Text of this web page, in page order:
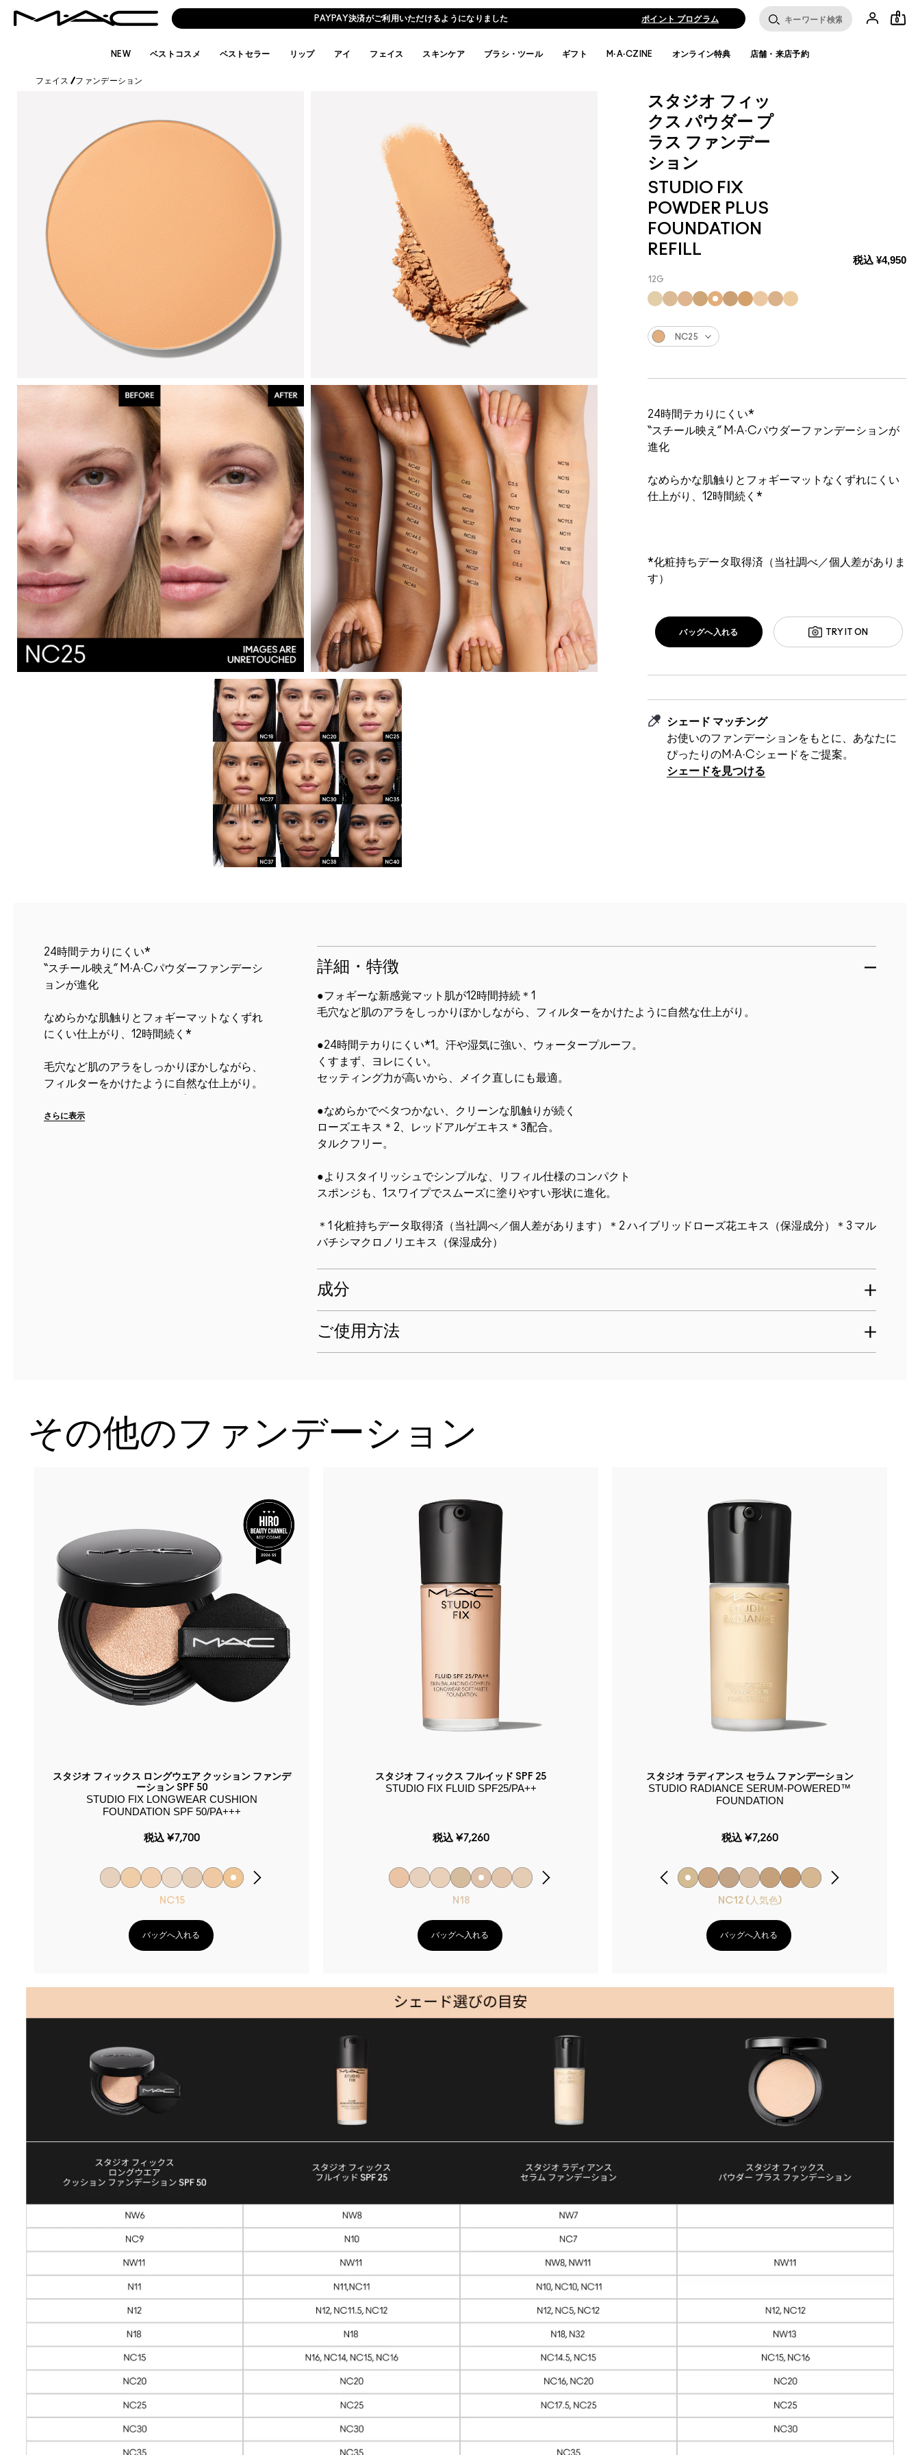
PAYPAY決済がご利用いただけるようになりました ポイント プログラム 0
NEW ベストコスメ ベストセラー リップ アイ フェイス スキンケア ブラシ・ツール ギフト M·A·CZINE オンライン特典 店舗・来店予約
フェイス /ファンデーション
スタジオ フィッ
クス パウダー プ
ラス ファンデー
ション
STUDIO FIX
POWDER PLUS
FOUNDATION
REFILL
税込 ¥4,950
12G
24時間テカりにくい*
“スチール映え” M·A·Cパウダーファンデーションが
進化
なめらかな肌触りとフォギーマットなくずれにくい
仕上がり、12時間続く*
*化粧持ちデータ取得済（当社調べ／個人差がありま
す）
NC25
シェード マッチング
お使いのファンデーションをもとに、あなたに
ぴったりのM·A·Cシェードをご提案。
シェードを見つける
TRY IT ON
バッグへ入れる
24時間テカりにくい*
“スチール映え” M·A·Cパウダーファンデーシ
ョンが進化
なめらかな肌触りとフォギーマットなくずれ
にくい仕上がり、12時間続く*
毛穴など肌のアラをしっかりぼかしながら、
フィルターをかけたように自然な仕上がり。
らかでベタつかない手触りが続く。
さらに表示
詳細・特徴
●フォギーな新感覚マット肌が12時間持続＊1
毛穴など肌のアラをしっかりぼかしながら、フィルターをかけたように自然な仕上がり。
●24時間テカりにくい*1。汗や湿気に強い、ウォータープルーフ。
くすまず、ヨレにくい。
セッティング力が高いから、メイク直しにも最適。
●なめらかでベタつかない、クリーンな肌触りが続く
ローズエキス＊2、レッドアルゲエキス＊3配合。
タルクフリー。
●よりスタイリッシュでシンプルな、リフィル仕様のコンパクト
スポンジも、1スワイプでスムーズに塗りやすい形状に進化。
＊1 化粧持ちデータ取得済（当社調べ／個人差があります）＊2 ハイブリッドローズ花エキス（保湿成分）＊3 マル
バチシマクロノリエキス（保湿成分）
成分
ご使用方法
その他のファンデーション
スタジオ フィックス ロングウエア クッション ファンデ
ーション SPF 50
STUDIO FIX LONGWEAR CUSHION
FOUNDATION SPF 50/PA+++
税込 ¥7,700
NC15
バッグへ入れる
スタジオ フィックス フルイッド SPF 25
STUDIO FIX FLUID SPF25/PA++
税込 ¥7,260
N18
バッグへ入れる
スタジオ ラディアンス セラム ファンデーション
STUDIO RADIANCE SERUM-POWERED™
FOUNDATION
税込 ¥7,260
NC12 (人気色)
バッグへ入れる